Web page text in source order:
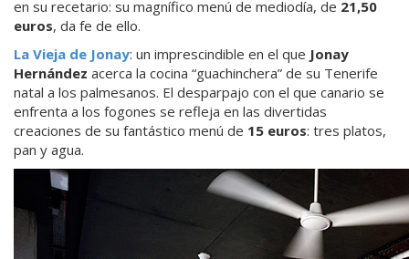
en su recetario: su magnífico menú de mediodía, de 21,50
euros, da fe de ello.
La Vieja de Jonay: un imprescindible en el que Jonay
Hernández acerca la cocina “guachinchera” de su Tenerife
natal a los palmesanos. El desparpajo con el que canario se
enfrenta a los fogones se refleja en las divertidas
creaciones de su fantástico menú de 15 euros: tres platos,
pan y agua.